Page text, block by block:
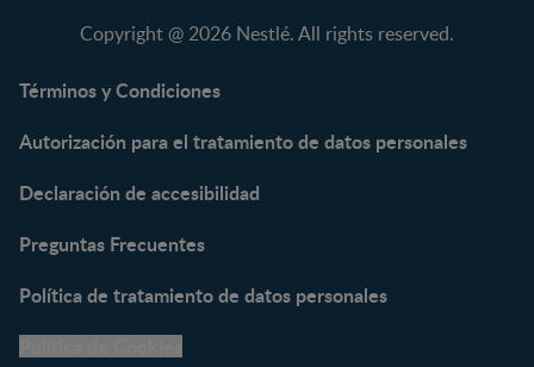
NAN® Optipro® 3
NAN® Supreme 3
NESTUM®
NESCARE®
Herramientas
Copyright @ 2026 Nestlé. All rights reserved.
Términos y Condiciones
Autorización para el tratamiento de datos personales
Declaración de accesibilidad
Preguntas Frecuentes
Política de tratamiento de datos personales